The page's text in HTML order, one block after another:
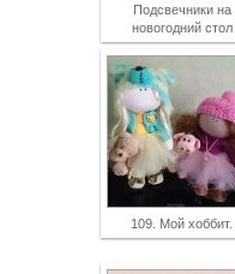
Подсвечники на
новогодний стол
109. Мой хоббит.